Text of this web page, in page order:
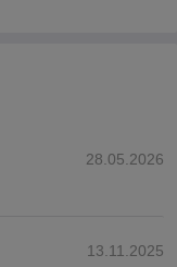
28.05.2026
13.11.2025